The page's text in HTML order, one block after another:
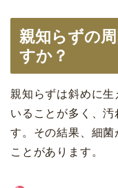
親知らずの
すか？
親知らずは斜めに
いることが多く、
す。その結果、細菌
ことがあります。